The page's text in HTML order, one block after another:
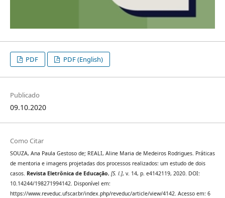
PDF PDF (English)
Publicado
09.10.2020
Como Citar
SOUZA, Ana Paula Gestoso de; REALI, Aline Maria de Medeiros Rodrigues. Práticas
de mentoria e imagens projetadas dos processos realizados: um estudo de dois
casos. Revista Eletrônica de Educação, [S. l.], v. 14, p. e4142119, 2020. DOI:
10.14244/198271994142. Disponível em:
https://www.reveduc.ufscar.br/index.php/reveduc/article/view/4142. Acesso em: 6